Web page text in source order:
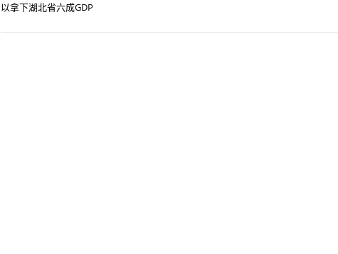
以拿下湖北省六成GDP